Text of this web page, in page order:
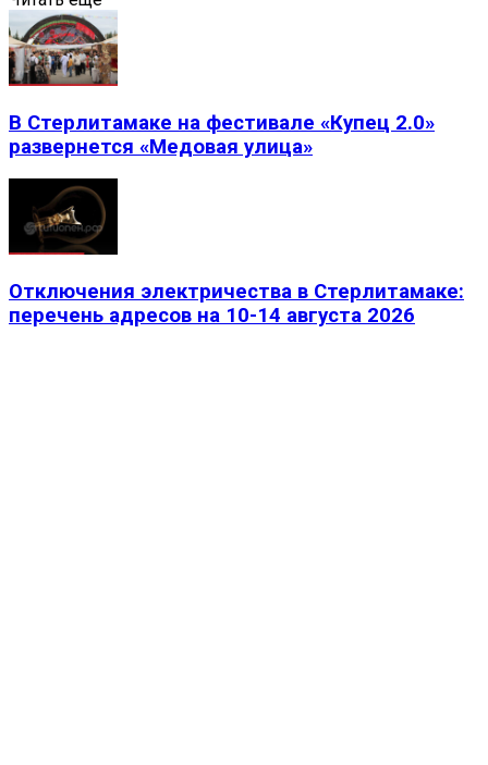
В Стерлитамаке на фестивале «Купец 2.0»
развернется «Медовая улица»
Отключения электричества в Стерлитамаке:
перечень адресов на 10-14 августа 2026